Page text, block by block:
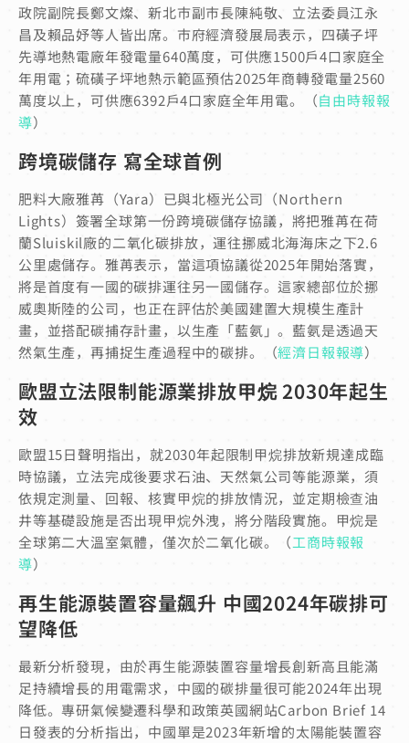
政院副院長鄭文燦、新北市副市長陳純敬、立法委員江永
昌及賴品妤等人皆出席。市府經濟發展局表示，四磺子坪
先導地熱電廠年發電量640萬度，可供應1500戶4口家庭全
年用電；硫磺子坪地熱示範區預估2025年商轉發電量2560
萬度以上，可供應6392戶4口家庭全年用電。（自由時報報
導）
跨境碳儲存 寫全球首例
肥料大廠雅苒（Yara）已與北極光公司（Northern
Lights）簽署全球第一份跨境碳儲存協議，將把雅苒在荷
蘭Sluiskil廠的二氧化碳排放，運往挪威北海海床之下2.6
公里處儲存。雅苒表示，當這項協議從2025年開始落實，
將是首度有一國的碳排運往另一國儲存。這家總部位於挪
威奧斯陸的公司，也正在評估於美國建置大規模生產計
畫，並搭配碳捕存計畫，以生產「藍氨」。藍氨是透過天
然氣生產，再捕捉生產過程中的碳排。（經濟日報報導）
歐盟立法限制能源業排放甲烷 2030年起生
效
歐盟15日聲明指出，就2030年起限制甲烷排放新規達成臨
時協議，立法完成後要求石油、天然氣公司等能源業，須
依規定測量、回報、核實甲烷的排放情況，並定期檢查油
井等基礎設施是否出現甲烷外洩，將分階段實施。甲烷是
全球第二大溫室氣體，僅次於二氧化碳。（工商時報報
導）
再生能源裝置容量飆升 中國2024年碳排可
望降低
最新分析發現，由於再生能源裝置容量增長創新高且能滿
足持續增長的用電需求，中國的碳排量很可能2024年出現
降低。專研氣候變遷科學和政策英國網站Carbon Brief 14
日發表的分析指出，中國單是2023年新增的太陽能裝置容